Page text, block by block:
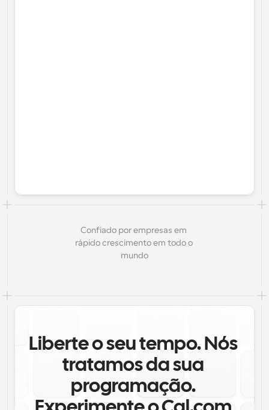
Confiado por empresas em
rápido crescimento em todo o
mundo
Liberte o seu tempo. Nós
tratamos da sua
programação.